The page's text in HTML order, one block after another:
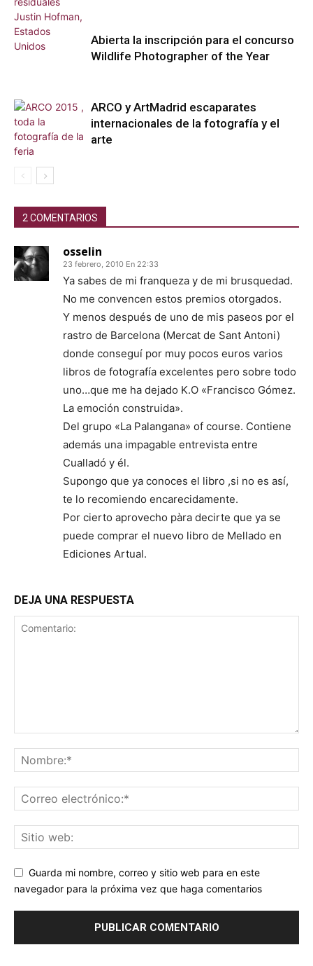
Abierta la inscripción para el concurso
Wildlife Photographer of the Year
ARCO y ArtMadrid escaparates
internacionales de la fotografía y el
arte
2 COMENTARIOS
osselin
23 febrero, 2010 En 22:33
Ya sabes de mi franqueza y de mi brusquedad.
No me convencen estos premios otorgados.
Y menos después de uno de mis paseos por el
rastro de Barcelona (Mercat de Sant Antoni)
donde conseguí por muy pocos euros varios
libros de fotografía excelentes pero sobre todo
uno…que me ha dejado K.O «Francisco Gómez.
La emoción construida».
Del grupo «La Palangana» of course. Contiene
además una impagable entrevista entre
Cualladó y él.
Supongo que ya conoces el libro ,si no es así,
te lo recomiendo encarecidamente.
Por cierto aprovecho pàra decirte que ya se
puede comprar el nuevo libro de Mellado en
Ediciones Artual.
DEJA UNA RESPUESTA
Guarda mi nombre, correo y sitio web para en este
navegador para la próxima vez que haga comentarios